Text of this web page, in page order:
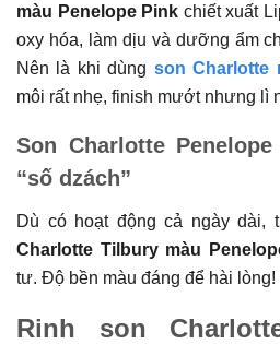
màu Penelope Pink chiết xuất
oxy hóa, làm dịu và dưỡng ẩm
Nên là khi dùng son Charlotte
môi rất nhẹ, finish mướt nhưng lì
Son Charlotte
“số dzách”
Dù có hoạt động cả ngày dài,
Charlotte Tilbury màu
tư. Độ bền màu đáng để hài lòng!
Rinh son